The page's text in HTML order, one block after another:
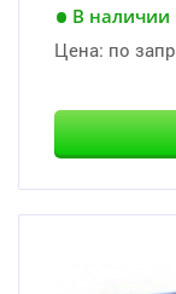
В наличии
Цена: по